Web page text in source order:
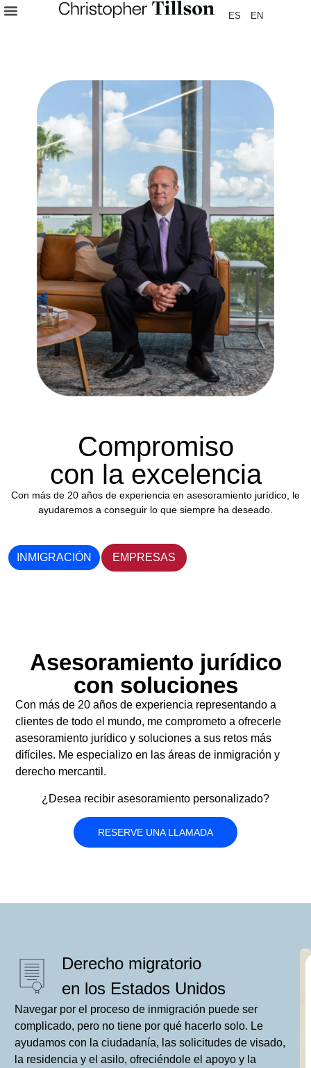
ES EN
Compromiso
con la excelencia
Con más de 20 años de experiencia en asesoramiento jurídico, le
ayudaremos a conseguir lo que siempre ha deseado.
INMIGRACIÓN EMPRESAS
Asesoramiento jurídico
con soluciones
Con más de 20 años de experiencia representando a
clientes de todo el mundo, me comprometo a ofrecerle
asesoramiento jurídico y soluciones a sus retos más
difíciles. Me especializo en las áreas de inmigración y
derecho mercantil.
¿Desea recibir asesoramiento personalizado?
RESERVE UNA LLAMADA
Derecho migratorio
en los Estados Unidos
Navegar por el proceso de inmigración puede ser
complicado, pero no tiene por qué hacerlo solo. Le
ayudamos con la ciudadanía, las solicitudes de visado,
la residencia y el asilo, ofreciéndole el apoyo y la